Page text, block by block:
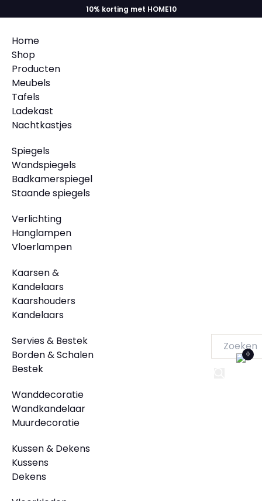
10% korting met HOME10
Home
Shop
Producten
Meubels
Tafels
Ladekast
Nachtkastjes
Spiegels
Wandspiegels
Badkamerspiegel
Staande spiegels
Verlichting
Hanglampen
Vloerlampen
Kaarsen &
Kandelaars
Kaarshouders
Kandelaars
Servies & Bestek
Borden & Schalen
Bestek
Wanddecoratie
Wandkandelaar
Muurdecoratie
Kussen & Dekens
Kussens
Dekens
Producten
zoeken0